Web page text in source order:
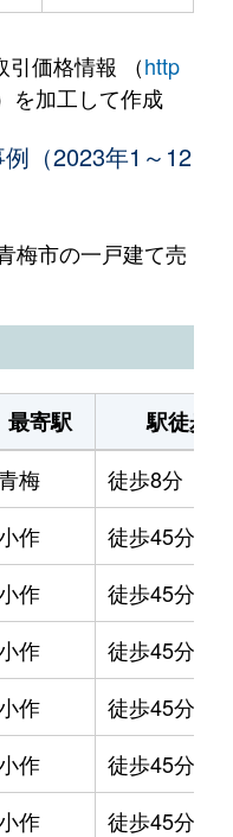
引価格情報 （http
を加工して作成
（2023年1～12
梅市の一戸建て売
最寄駅
駅徒歩
梅
徒歩8分
作
徒歩45分
作
徒歩45分
作
徒歩45分
作
徒歩45分
作
徒歩45分
作
徒歩45分